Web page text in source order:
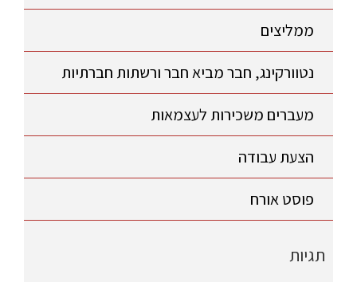
ממליצים
נטוורקינג, חבר מביא חבר ורשתות חברתיות
מעברים משכירות לעצמאות
הצעת עבודה
פוסט אורח
תגיות